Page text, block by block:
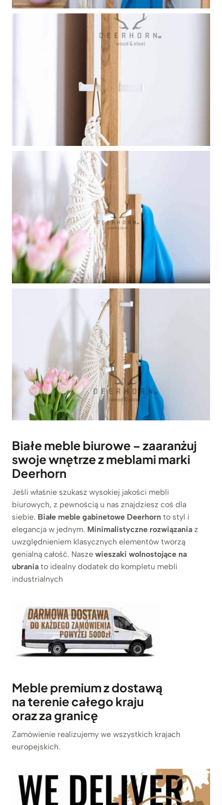
Białe meble biurowe – zaaranżuj
swoje wnętrze z meblami marki
Deerhorn
Jeśli właśnie szukasz wysokiej jakości mebli
biurowych, z pewnością u nas znajdziesz coś dla
siebie. Białe meble gabinetowe Deerhorn to styl i
elegancja w jednym. Minimalistyczne rozwiązania z
uwzględnieniem klasycznych elementów tworzą
genialną całość. Nasze wieszaki wolnostojące na
ubrania to idealny dodatek do kompletu mebli
industrialnych
Meble premium z dostawą
na terenie całego kraju
oraz za granicę
Zamówienie realizujemy we wszystkich krajach
europejskich.